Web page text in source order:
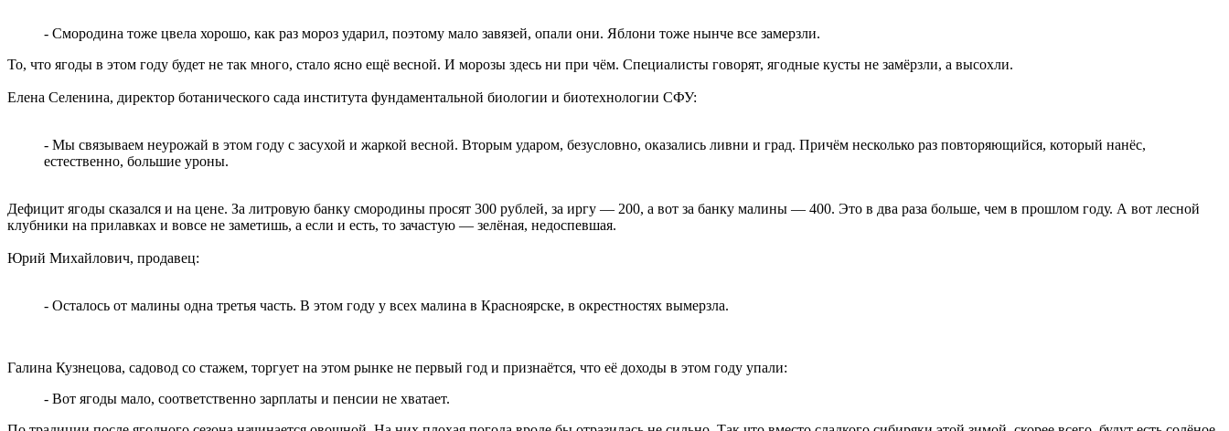
- Смородина тоже цвела хорошо, как раз мороз ударил, поэтому мало завязей, опали они. Яблони тоже нынче все замерзли.
То, что ягоды в этом году будет не так много, стало ясно ещё весной. И морозы здесь ни при чём. Специалисты говорят, ягодные кусты не замёрзли, а высохли.
Елена Селенина, директор ботанического сада института фундаментальной биологии и биотехнологии СФУ:
- Мы связываем неурожай в этом году с засухой и жаркой весной. Вторым ударом, безусловно, оказались ливни и град. Причём несколько раз повторяющийся, который нанёс,
естественно, большие уроны.
Дефицит ягоды сказался и на цене. За литровую банку смородины просят 300 рублей, за иргу — 200, а вот за банку малины — 400. Это в два раза больше, чем в прошлом году. А вот лесной
клубники на прилавках и вовсе не заметишь, а если и есть, то зачастую — зелёная, недоспевшая.
Юрий Михайлович, продавец:
- Осталось от малины одна третья часть. В этом году у всех малина в Красноярске, в окрестностях вымерзла.
Галина Кузнецова, садовод со стажем, торгует на этом рынке не первый год и признаётся, что её доходы в этом году упали:
- Вот ягоды мало, соответственно зарплаты и пенсии не хватает.